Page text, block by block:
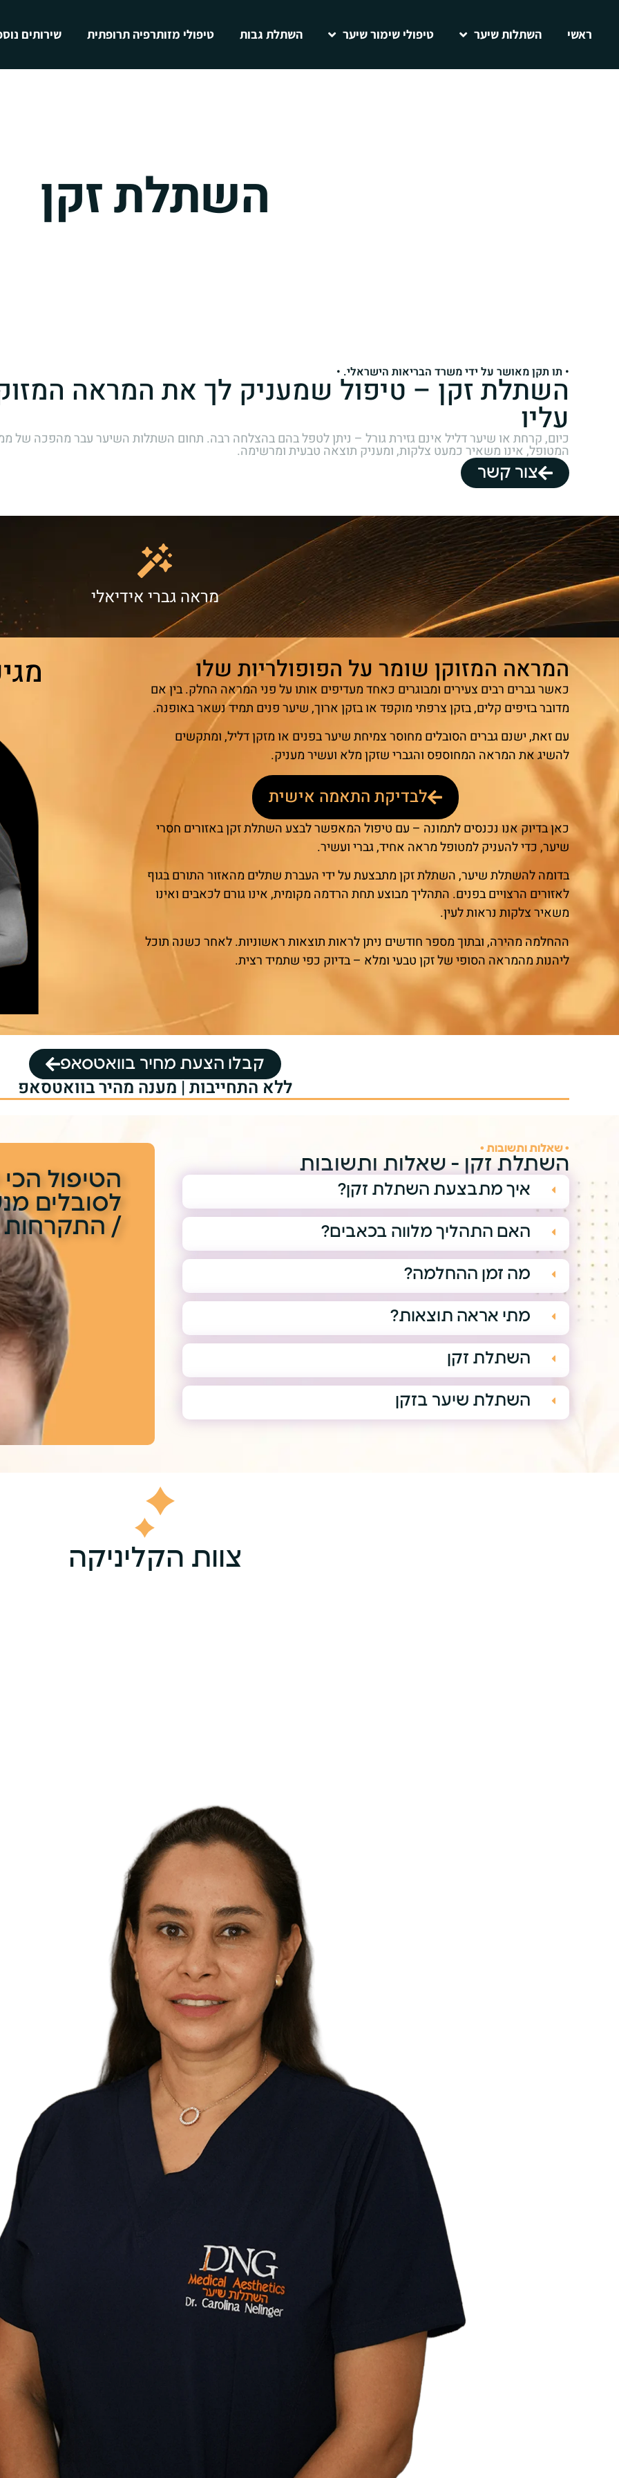
ראשי השתלות שיער טיפולי שימור שיער השתלת גבות טיפולי מזותרפיה תרופתית שירותים
השתלת זקן
• תו תקן מאושר על ידי משרד הבריאות הישראלי. •
השתלת זקן – טיפול שמעניק לך את המראה
עליו
כיום, קרחת או שיער דליל אינם גזירת גורל – ניתן לטפל בהם בהצלחה רבה. תחום השתלות השיער עבר מהפכה של
המטופל, אינו משאיר כמעט צלקות, ומעניק תוצאה טבעית ומרשימה.
צור קשר
מראה גברי אידיאלי
המראה המזוקן שומר על הפופולריות שלו
כאשר גברים רבים צעירים ומבוגרים כאחד מעדיפים אותו על פני המראה החלק. בין אם
מדובר בזיפים קלים, בזקן צרפתי מוקפד או בזקן ארוך, שיער פנים תמיד נשאר באופנה.
עם זאת, ישנם גברים הסובלים מחוסר צמיחת שיער בפנים או מזקן דליל, ומתקשים
להשיג את המראה המחוספס והגברי שזקן מלא ועשיר מעניק.
לבדיקת התאמה אישית
כאן בדיוק אנו נכנסים לתמונה – עם טיפול המאפשר לבצע השתלת זקן באזורים חסרי
שיער, כדי להעניק למטופל מראה אחיד, גברי ועשיר.
בדומה להשתלת שיער, השתלת זקן מתבצעת על ידי העברת שתלים מהאזור התורם בגוף
לאזורים הרצויים בפנים. התהליך מבוצע תחת הרדמה מקומית, אינו גורם לכאבים ואינו
משאיר צלקות נראות לעין.
ההחלמה מהירה, ובתוך מספר חודשים ניתן לראות תוצאות ראשוניות. לאחר כשנה תוכל
ליהנות מהמראה הסופי של זקן טבעי ומלא – בדיוק כפי שתמיד רצית.
קבלו הצעת מחיר בוואטסאפ
ללא התחייבות | מענה מהיר בוואטסאפ
• שאלות ותשובות •
השתלת זקן - שאלות ותשובות
איך מתבצעת השתלת זקן?
האם התהליך מלווה בכאבים?
מה זמן ההחלמה?
מתי אראה תוצאות?
השתלת זקן
השתלת שיער בזקן
הטיפול הכי
לסובלים
/ התקרחות
צוות הקליניקה